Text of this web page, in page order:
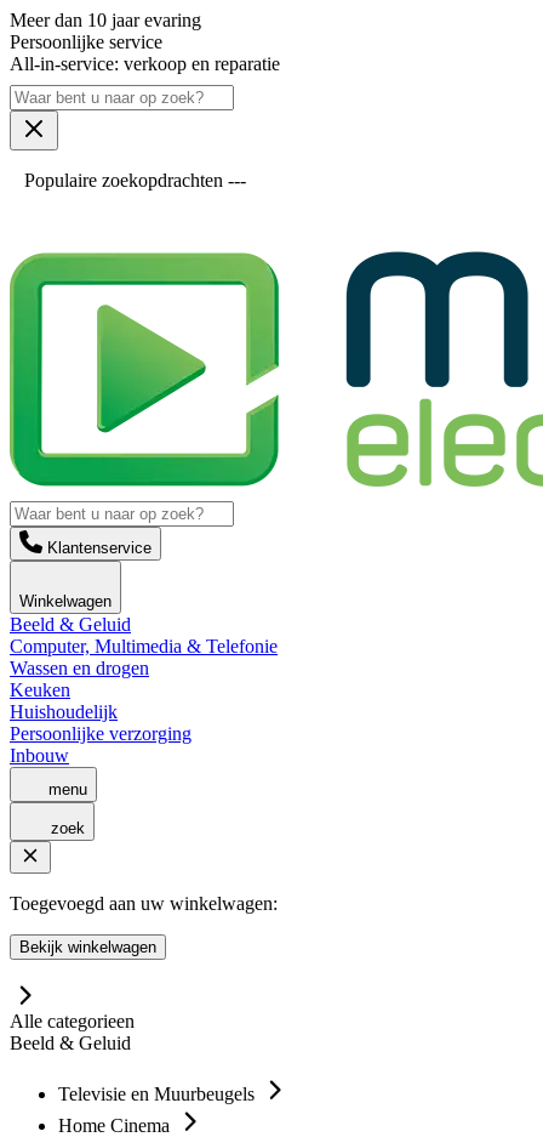
Meer dan 10 jaar evaring
Persoonlijke service
All-in-service: verkoop en reparatie
Populaire zoekopdrachten ---
Klantenservice
Winkelwagen
Beeld & Geluid
Computer, Multimedia & Telefonie
Wassen en drogen
Keuken
Huishoudelijk
Persoonlijke verzorging
Inbouw
menu
zoek
Toegevoegd aan uw winkelwagen:
Bekijk winkelwagen
Alle categorieen
Beeld & Geluid
Televisie en Muurbeugels
Home Cinema